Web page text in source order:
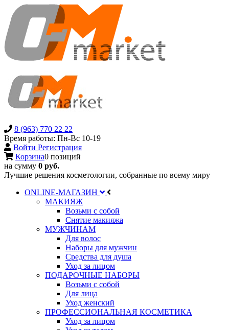
8 (963) 770 22 22
Время работы: Пн-Вс 10-19
Войти Регистрация
Корзина0 позиций
на сумму 0 руб.
Лучшие решения косметологии, собранные по всему миру
ONLINE-МАГАЗИН
МАКИЯЖ
Возьми с собой
Снятие макияжа
МУЖЧИНАМ
Для волос
Наборы для мужчин
Средства для душа
Уход за лицом
ПОДАРОЧНЫЕ НАБОРЫ
Возьми с собой
Для лица
Уход женский
ПРОФЕССИОНАЛЬНАЯ КОСМЕТИКА
Уход за лицом